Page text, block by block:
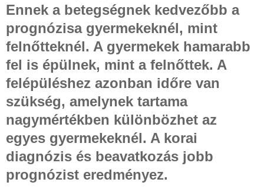
Ennek a betegségnek kedvezőbb a
prognózisa gyermekeknél, mint
felnőtteknél. A gyermekek hamarabb
fel is épülnek, mint a felnőttek. A
felépüléshez azonban időre van
szükség, amelynek tartama
nagymértékben különbözhet az
egyes gyermekeknél. A korai
diagnózis és beavatkozás jobb
prognózist eredményez.